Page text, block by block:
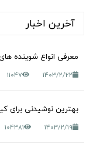
آخرین اخبار
معرفی انواع شوینده
1403/2/22
11047
بهترین نوشیدنی برای
1403/2/19
104381